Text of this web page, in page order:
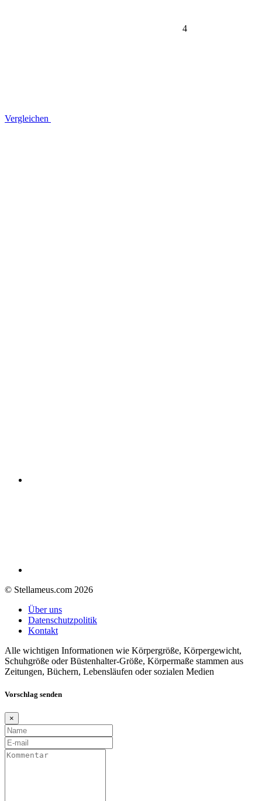
4
Vergleichen
© Stellameus.com 2026
Über uns
Datenschutzpolitik
Kontakt
Alle wichtigen Informationen wie Körpergröße, Körpergewicht,
Schuhgröße oder Büstenhalter-Größe, Körpermaße stammen aus
Zeitungen, Büchern, Lebensläufen oder sozialen Medien
Vorschlag senden
×